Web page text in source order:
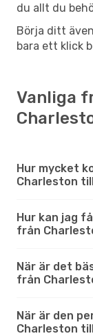
du allt du
Börja ditt
bara ett klick
Vanliga
Hur mycket
Charleston
Hur kan jag
från
När är det
från
När är den
Charleston